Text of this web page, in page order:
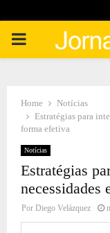
PRIMARY
Home
Notícias
Estratégias para
forma efetiva
Notícias
Estratégias
necessidades
Por Diego Velázquez